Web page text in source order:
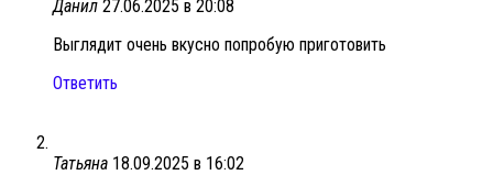
Данил 27.06.2025 в 20:08
Выглядит очень вкусно попробую приготовить
Ответить
Татьяна 18.09.2025 в 16:02